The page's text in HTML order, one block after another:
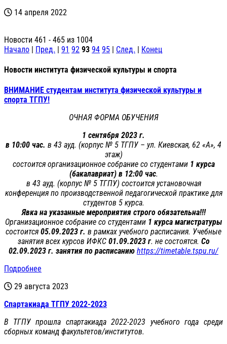
14 апреля 2022
Новости 461 - 465 из 1004
Начало | Пред. | 91 92 93 94 95 | След. | Конец
Новости института физической культуры и спорта
ВНИМАНИЕ студентам института физической культуры и
спорта ТГПУ!
ОЧНАЯ ФОРМА ОБУЧЕНИЯ
1 сентября 2023 г.
в 10:00 час. в 43 ауд. (корпус № 5 ТГПУ – ул. Киевская, 62 «А», 4
этаж)
состоится организационное собрание со студентами 1 курса
(бакалавриат) в 12:00 час.
в 43 ауд. (корпус № 5 ТГПУ) состоится установочная
конференция по производственной педагогической практике для
студентов 5 курса.
Явка на указанные мероприятия строго обязательна!!!
Организационное собрание со студентами 1 курса магистратуры
состоится 05.09.2023 г. в рамках учебного расписания. Учебные
занятия всех курсов ИФКС 01.09.2023 г. не состоятся. Со
02.09.2023 г. занятия по расписанию https://timetable.tspu.ru/
Подробнее
29 августа 2023
Спартакиада ТГПУ 2022-2023
В ТГПУ прошла спартакиада 2022-2023 учебного года среди
сборных команд факультетов/институтов.